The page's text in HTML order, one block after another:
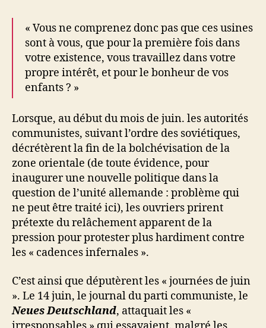
« Vous ne comprenez donc pas que ces usines
sont à vous, que pour la première fois dans
votre existence, vous travaillez dans votre
propre intérêt, et pour le bonheur de vos
enfants ? »
Lorsque, au début du mois de juin. les autorités
communistes, suivant l’ordre des soviétiques,
décrétèrent la fin de la bolchévisation de la
zone orientale (de toute évidence, pour
inaugurer une nouvelle politique dans la
question de l’unité allemande : problème qui
ne peut être traité ici), les ouvriers prirent
prétexte du relâchement apparent de la
pression pour protester plus hardiment contre
les « cadences infernales ».
C’est ainsi que députèrent les « journées de juin
». Le 14 juin, le journal du parti communiste, le
Neues Deutschland, attaquait les «